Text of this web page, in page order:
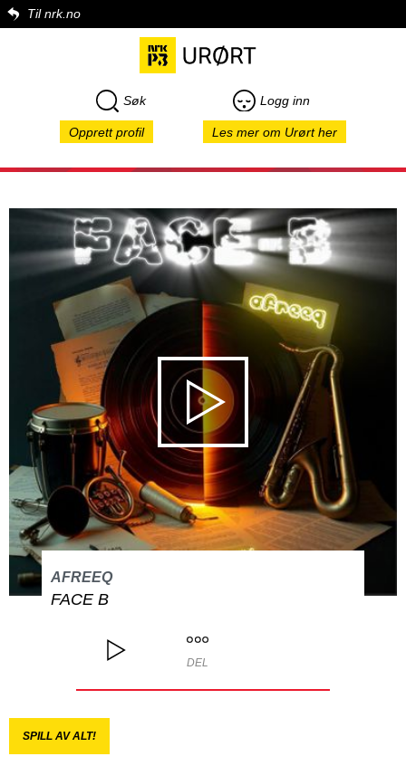
Til nrk.no
Søk Logg inn
Opprett profil Les mer om Urørt her
AFREEQ
FACE B
DEL
SPILL AV ALT!